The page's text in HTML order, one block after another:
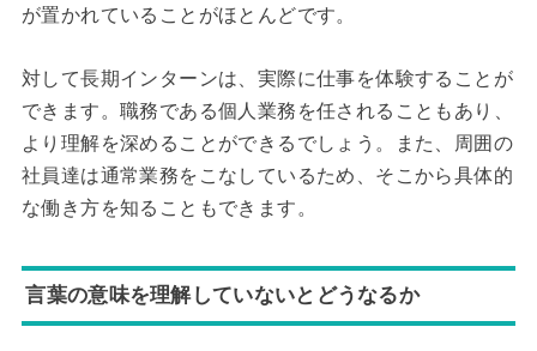
が置かれていることがほとんどです。
対して長期インターンは、実際に仕事を体験することが
できます。職務である個人業務を任されることもあり、
より理解を深めることができるでしょう。また、周囲の
社員達は通常業務をこなしているため、そこから具体的
な働き方を知ることもできます。
言葉の意味を理解していないとどうなるか